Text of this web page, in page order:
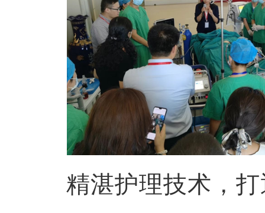
精湛护理技术，打